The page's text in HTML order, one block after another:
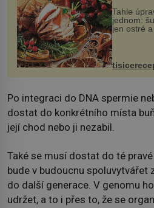
Tahle
jednom:
jen ostré
nakrmíte
krků.
vcelku 3
Po integraci do DNA spermie
dostat do konkrétního místa
její chod nebo ji nezabil.
Také se musí dostat do té
bude v budoucnu spoluvytvářet
do další generace. V genomu
udržet, a to i přes to, že se